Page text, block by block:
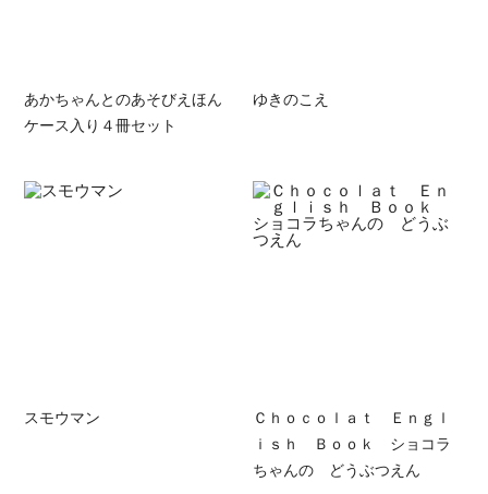
あかちゃんとのあそびえほん
ケース入り４冊セット
ゆきのこえ
スモウマン
Ｃｈｏｃｏｌａｔ Ｅｎｇｌ
ｉｓｈ Ｂｏｏｋ ショコラ
ちゃんの どうぶつえん